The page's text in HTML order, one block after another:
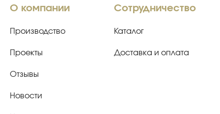
О компании
Производство
Проекты
Отзывы
Новости
Сотрудничество
Каталог
Доставка и оплата